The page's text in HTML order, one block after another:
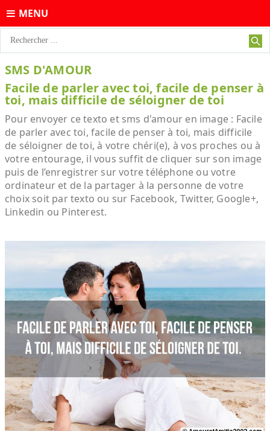
MENU
SMS D'AMOUR
Facile de parler avec toi, facile de penser à
toi, mais difficile de séloigner de toi
Pour envoyer ce texto et sms d'amour en image : Facile
de parler avec toi, facile de penser à toi, mais difficile
de séloigner de toi, à votre chéri(e), à vos proches ou à
votre entourage, il vous suffit de cliquer sur son image
puis de l’enregistrer sur votre téléphone ou votre
ordinateur et de la partager à la personne de votre
choix soit par texto ou sur Facebook, Twitter, Google+,
Linkedin ou Pinterest.